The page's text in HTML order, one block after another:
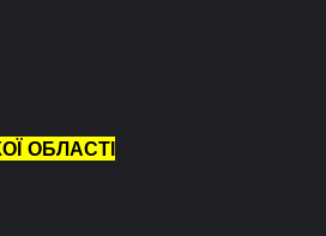
ОБЛАСТІ